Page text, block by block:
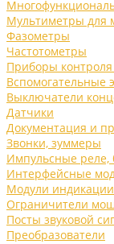
Мультиметры для
Фазометры
Частотометры
Приборы
Вспомогательные
Выключатели
Датчики
Документация и
Звонки, зуммеры
Импульсные реле,
Интерфейсные
Модули
Ограничители
Посты звуковой
Преобразователи